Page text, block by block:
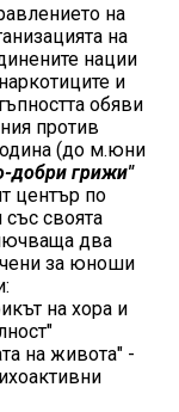
на
на
нации
и
обяви
против
(до м.юни
добри грижи"
център по
своята
два
за юноши
на хора и
на живота" -